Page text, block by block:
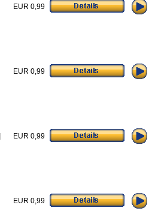
EUR 0,99
EUR 0,99
EUR 0,99
EUR 0,99